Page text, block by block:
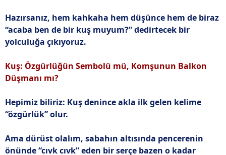
Hazırsanız, hem kahkaha hem düşünce hem de biraz
“acaba ben de bir kuş muyum?” dedirtecek bir
yolculuğa çıkıyoruz.
Kuş: Özgürlüğün Sembolü mü, Komşunun Balkon
Düşmanı mı?
Hepimiz biliriz: Kuş denince akla ilk gelen kelime
“özgürlük” olur.
Ama dürüst olalım, sabahın altısında pencerenin
önünde “cıvk cıvk” eden bir serçe bazen o kadar